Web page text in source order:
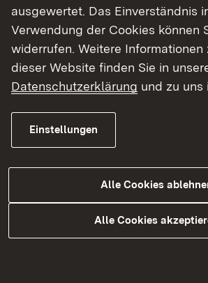
ausgewertet. Das Einverständnis
Verwendung der Cookies können
widerrufen. Weitere Informationen
dieser Website finden Sie in
Datenschutzerklärung und zu uns
Einstellungen
Alle Cookies
Alle Cookies